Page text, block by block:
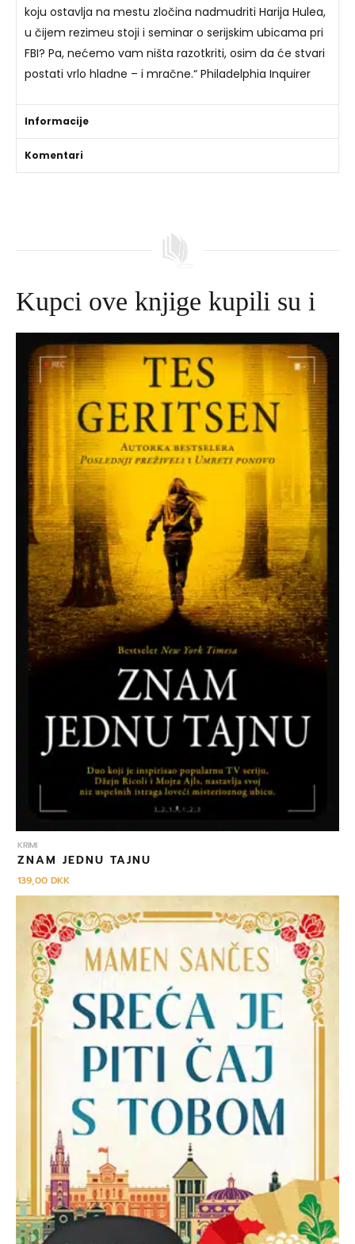
koju ostavlja na mestu zločina nadmudriti Harija Hulea,
u čijem rezimeu stoji i seminar o serijskim ubicama pri
FBI? Pa, nećemo vam ništa razotkriti, osim da će stvari
postati vrlo hladne – i mračne.“ Philadelphia Inquirer
Informacije
Komentari
Kupci ove knjige kupili su i
KRIMI
ZNAM JEDNU TAJNU
139,00DKK